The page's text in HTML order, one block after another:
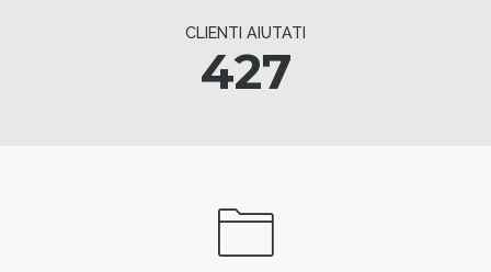
CLIENTI AIUTATI
427